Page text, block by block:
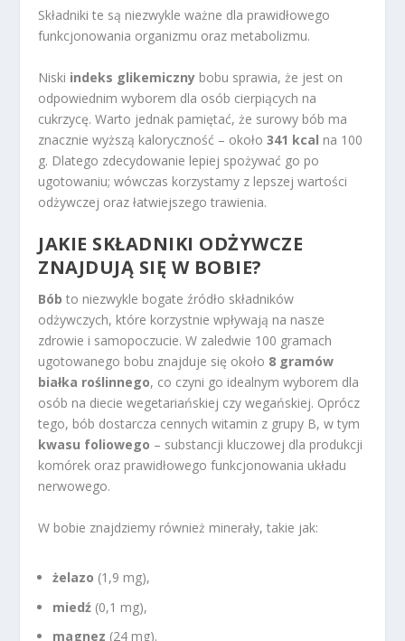
Składniki te są niezwykle ważne dla prawidłowego
funkcjonowania organizmu oraz metabolizmu.
Niski indeks glikemiczny bobu sprawia, że jest on
odpowiednim wyborem dla osób cierpiących na
cukrzycę. Warto jednak pamiętać, że surowy bób ma
znacznie wyższą kaloryczność – około341 kcal na 100
g. Dlatego zdecydowanie lepiej spożywać go po
ugotowaniu; wówczas korzystamy z lepszej wartości
odżywczej oraz łatwiejszego trawienia.
JAKIE SKŁADNIKI ODŻYWCZE
ZNAJDUJĄ SIĘ W BOBIE?
Bób to niezwykle bogate źródło składników
odżywczych, które korzystnie wpływają na nasze
zdrowie i samopoczucie. W zaledwie 100 gramach
ugotowanego bobu znajduje się około 8 gramów
białka roślinnego, co czyni go idealnym wyborem dla
osób na diecie wegetariańskiej czy wegańskiej. Oprócz
tego, bób dostarcza cennych witamin z grupy B, w tym
kwasu foliowego – substancji kluczowej dla produkcji
komórek oraz prawidłowego funkcjonowania układu
nerwowego.
W bobie znajdziemy również minerały, takie jak:
żelazo (1,9 mg),
miedź (0,1 mg),
magnez (24 mg).